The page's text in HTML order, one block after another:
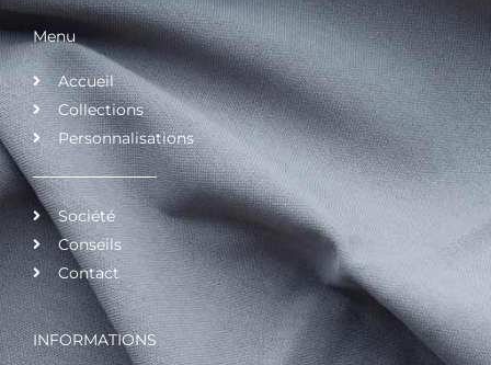
Menu
Accueil
Collections
Personnalisations
Société
Conseils
Contact
INFORMATIONS